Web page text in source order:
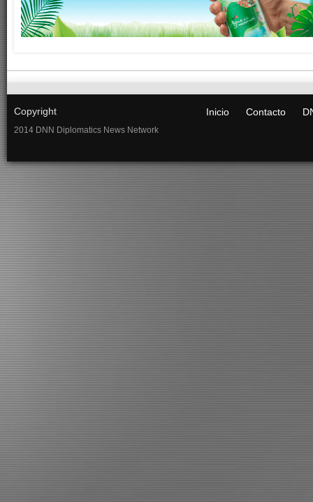
Copyright
2014 DNN Diplomatics News Network
Inicio Contacto